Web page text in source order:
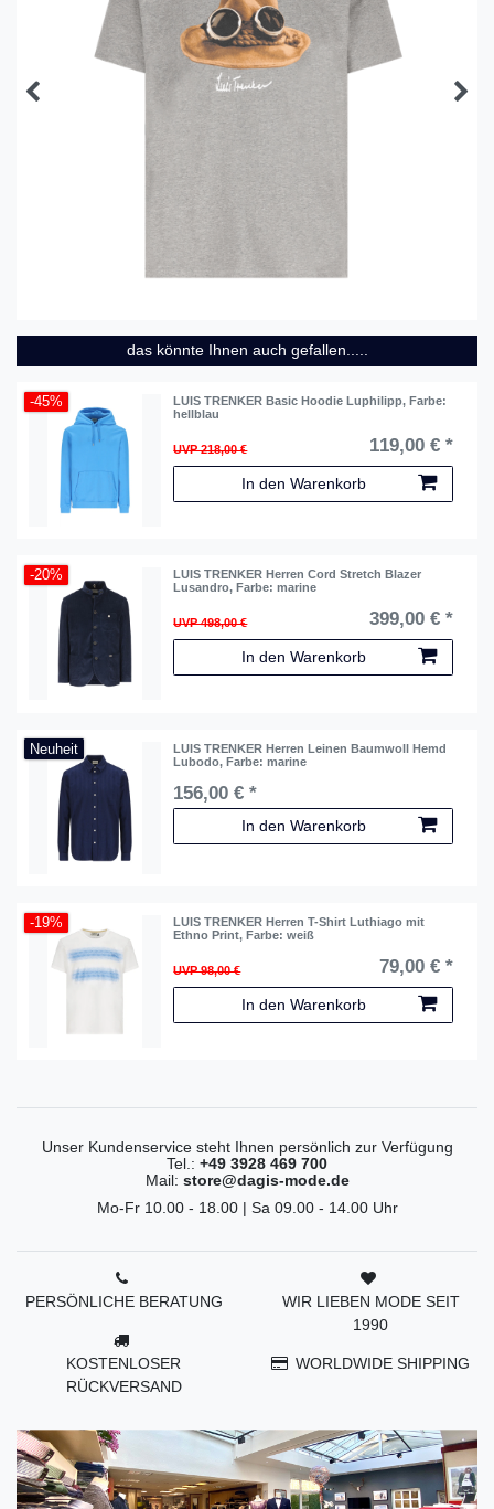
das könnte Ihnen auch gefallen.....
-45% LUIS TRENKER Basic Hoodie Luphilipp, Farbe:
hellblau
UVP 218,00 € 119,00 € *
In den Warenkorb
-20%
LUIS TRENKER Herren Cord Stretch Blazer
Lusandro, Farbe: marine
UVP 498,00 € 399,00 € *
In den Warenkorb
Neuheit
LUIS TRENKER Herren Leinen Baumwoll Hemd
Lubodo, Farbe: marine
156,00 € *
In den Warenkorb
-19%
LUIS TRENKER Herren T-Shirt Luthiago mit
Ethno Print, Farbe: weiß
UVP 98,00 € 79,00 € *
In den Warenkorb
Unser Kundenservice steht Ihnen persönlich zur Verfügung
Tel.: +49 3928 469 700
Mail: store@dagis-mode.de
Mo-Fr 10.00 - 18.00 | Sa 09.00 - 14.00 Uhr
PERSÖNLICHE BERATUNG
KOSTENLOSER
RÜCKVERSAND
WIR LIEBEN MODE SEIT
1990
WORLDWIDE SHIPPING